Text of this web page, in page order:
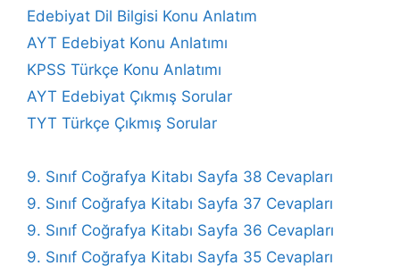
Edebiyat Dil Bilgisi Konu Anlatım
AYT Edebiyat Konu Anlatımı
KPSS Türkçe Konu Anlatımı
AYT Edebiyat Çıkmış Sorular
TYT Türkçe Çıkmış Sorular
9. Sınıf Coğrafya Kitabı Sayfa 38 Cevapları
9. Sınıf Coğrafya Kitabı Sayfa 37 Cevapları
9. Sınıf Coğrafya Kitabı Sayfa 36 Cevapları
9. Sınıf Coğrafya Kitabı Sayfa 35 Cevapları